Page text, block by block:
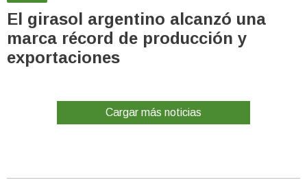
El girasol argentino alcanzó una
marca récord de producción y
exportaciones
Cargar más noticias